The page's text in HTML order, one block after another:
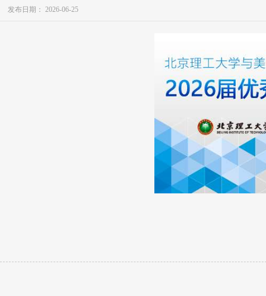
发布日期： 2026-06-25